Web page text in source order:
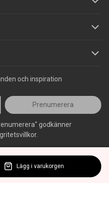
och inspiration
Prenumerera
godkänner
Lägg i varukorgen